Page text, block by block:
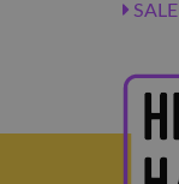
SALE